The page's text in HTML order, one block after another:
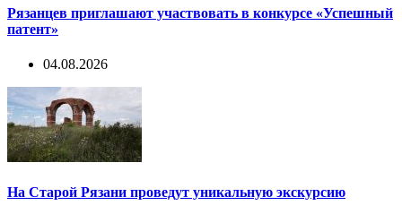
Рязанцев приглашают участвовать в конкурсе «Успешный
патент»
04.08.2026
На Старой Рязани проведут уникальную экскурсию